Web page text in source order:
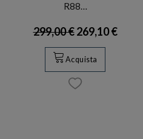
R88…
299,00 €269,10 €
Acquista